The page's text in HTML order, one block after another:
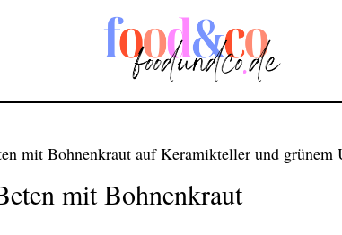
mit Bohnenkraut